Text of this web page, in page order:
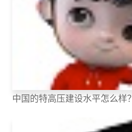
中国的特高压建设水平怎么样？